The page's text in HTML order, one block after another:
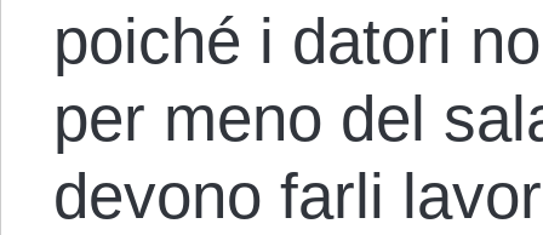
poiché i datori
per meno del
devono farli